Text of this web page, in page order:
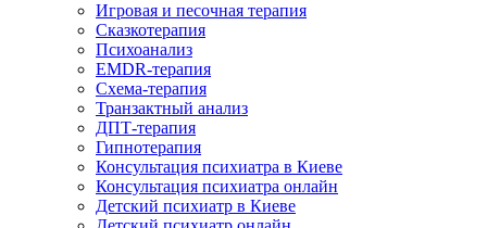
Игровая и песочная терапия
Сказкотерапия
Психоанализ
EMDR-терапия
Схема-терапия
Транзактный анализ
ДПТ-терапия
Гипнотерапия
Консультация психиатра в Киеве
Консультация психиатра онлайн
Детский психиатр в Киеве